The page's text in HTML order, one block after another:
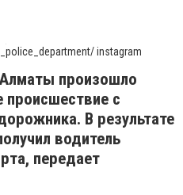
instagram
произошло
с
В результате
водитель
передает